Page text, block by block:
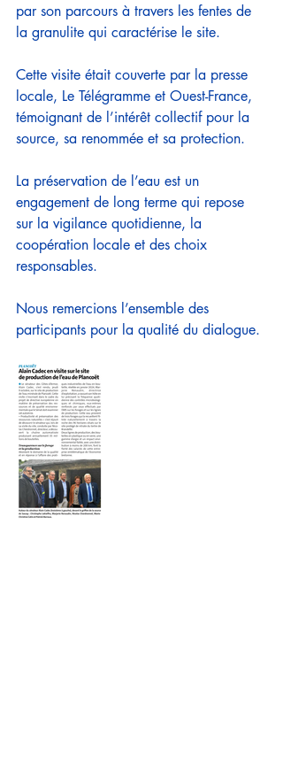
par son parcours à travers les fentes de
la granulite qui caractérise le site.
Cette visite était couverte par la presse
locale, Le Télégramme et Ouest-France,
témoignant de l’intérêt collectif pour la
source, sa renommée et sa protection.
La préservation de l’eau est un
engagement de long terme qui repose
sur la vigilance quotidienne, la
coopération locale et des choix
responsables.
Nous remercions l’ensemble des
participants pour la qualité du dialogue.